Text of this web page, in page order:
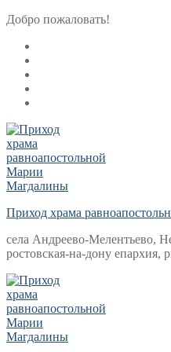
Перейти
содержимому
Меню
Закрыть
Добро пожаловать!
Приход храма
села Андреево-Мелентьево,
ростовская-на-дону епархия,